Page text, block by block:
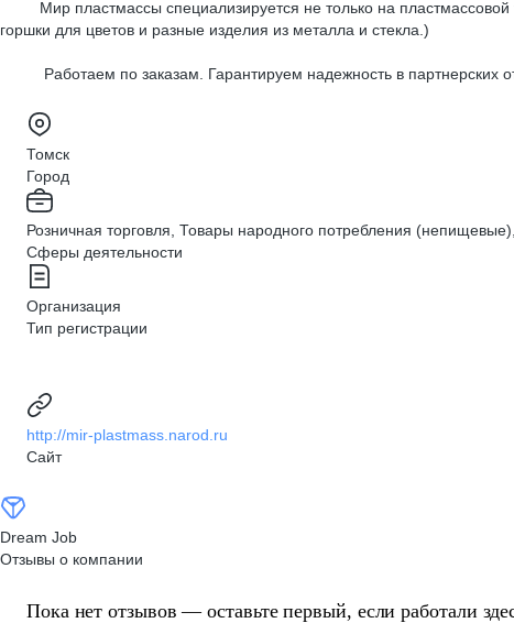
Мир пластмассы специализируется не только на пластмассовой
горшки для цветов и разные изделия из металла и стекла.)
Работаем по заказам. Гарантируем надежность в партнерских
Томск
Город
Розничная торговля, Товары народного потребления
Сферы деятельности
Организация
Тип регистрации
http://mir-plastmass.narod.ru
Сайт
Dream Job
Отзывы о компании
Пока нет отзывов — оставьте первый, если работали